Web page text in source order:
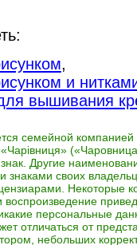
,
и
вышивания
семейной компанией
Другие
знаками своих
Некоторые
персональные
отличаться от
небольших